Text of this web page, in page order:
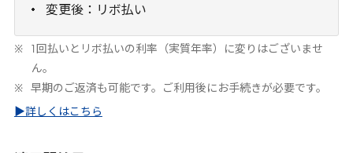
変更後：リボ払い
回払いとリボ払いの利率（実質年率）に変りはございませ
ん。
早期のご返済も可能です。ご利用後にお手続きが必要です。
▶詳しくはこちら